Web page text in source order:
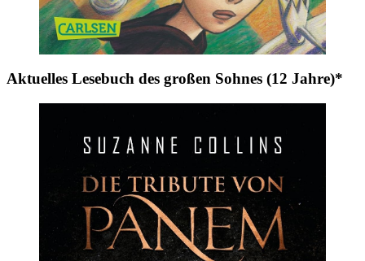
Aktuelles Lesebuch des großen Sohnes (12 Jahre)*